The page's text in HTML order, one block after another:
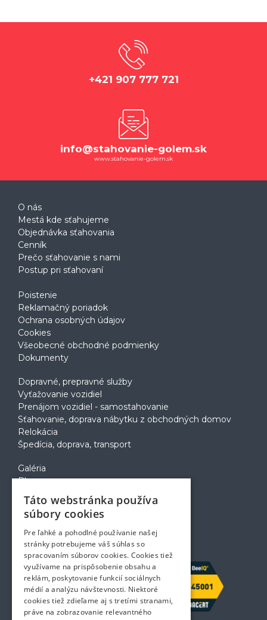
+421 907 777 721
info@stahovanie-golem.sk
www.stahovanie-golem.sk
O nás
Mestá kde sťahujeme
Objednávka sťahovania
Cenník
Prečo sťahovanie s nami
Postup pri sťahovaní
Poistenie
Reklamačný poriadok
Ochrana osobných údajov
Cookies
Všeobecné obchodné podmienky
Dokumenty
Dopravné, prepravné služby
Vyťažovanie vozidiel
Prenájom vozidiel - samostahovanie
Sťahovanie, doprava nábytku z obchodných domov
Relokácia
Špedícia, doprava, transport
Galéria
Blog
Voľné pozície
Zapožičanie krabíc
Rady a tipy pri sťahovaní
Prepravný poriadok
Kontakt
Táto webstránka používa
súbory cookies
Pre ľahké a pohodlné používanie našej
stránky potrebujeme váš súhlas so
spracovaním súborov cookies. Cookies tiež
využívame na prispôsobenie obsahu a
reklám, poskytovanie funkcií sociálnych
médií a analýzu návštevnosti. Niektoré
cookies tiež zdieľame aj s tretími stranami,
práve na zobrazovanie relevantného